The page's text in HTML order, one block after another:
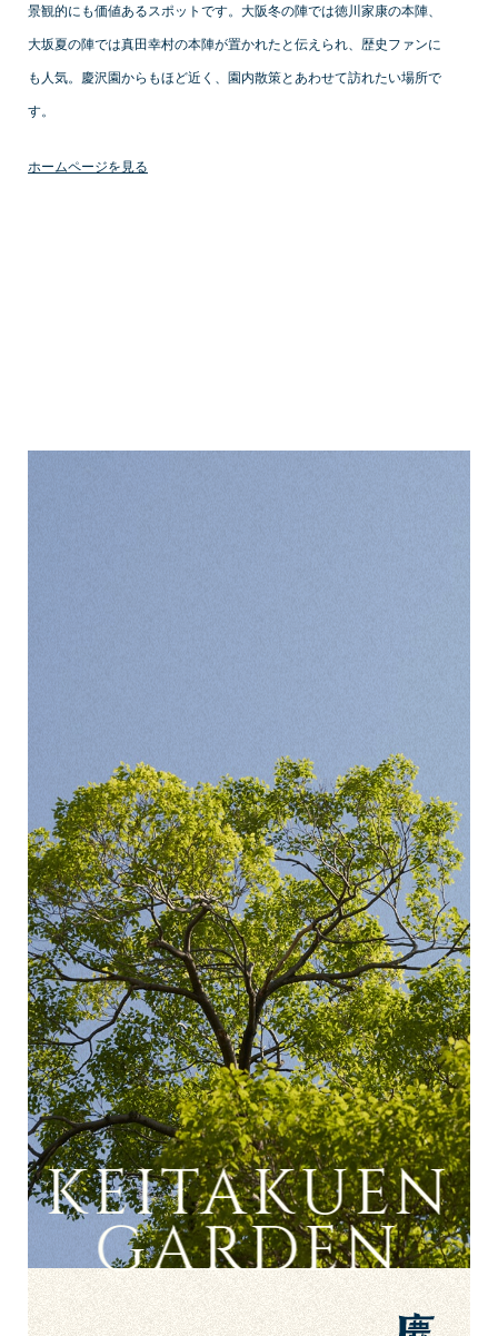
景観的にも価値あるスポットです。大阪冬の陣では徳川家康の本陣、
大坂夏の陣では真田幸村の本陣が置かれたと伝えられ、歴史ファンに
も人気。慶沢園からもほど近く、園内散策とあわせて訪れたい場所で
す。
ホームページを見る
KEITAKUEN
GARDEN